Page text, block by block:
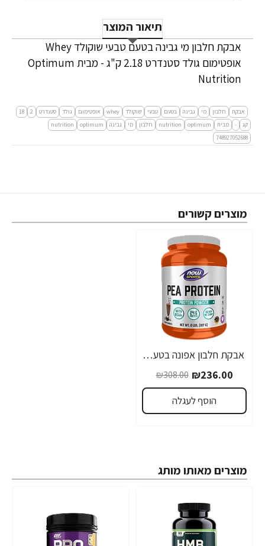
תיאור המוצר
אבקת חלבון מי גבינה בטעם טבעי שוקולד Whey
אופטימום גולד סטנדרט 2.18 ק"ג - מבית Optimum
Nutrition
אבקת חלבון מי גבינה בטעם טבעי שוקולד whey אופטימום גולד סטנדרט 2
18
קג
- מבית optimum
nutrition חלבון מי גבינה optimum
nutrition
748927052688
מוצרים קשורים
-23%
אבקת חלבון אפונה בטעם שוקולד 907 גרם - מבית NOW FOODS
₪236.00
₪308.00
הוסף לעגלה
מוצרים מאותו מותג